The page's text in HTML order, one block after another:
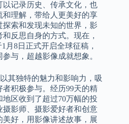
记录历史、传承文化，也
理解，带给人更美好的享
索和发现未知的世界，影
反思自身的方式。现在，
月8日正式开启全球征稿，
与，超越影像成就想象。
其独特的魅力和影响力，吸
积极参与。经历99天的精
区收到了超过70万幅的投
影师、摄影爱好者和创意
好，用影像讲述故事，展